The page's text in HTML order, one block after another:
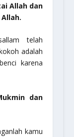
Allah dan
telah
adalah
karena
dan
kamu